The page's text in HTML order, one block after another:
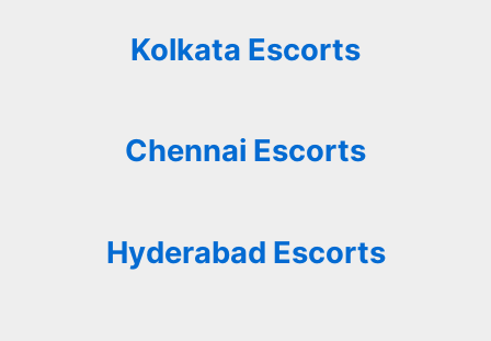
Kolkata Escorts
Chennai Escorts
Hyderabad Escorts